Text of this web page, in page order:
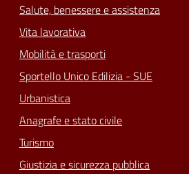
Salute, benessere e assistenza
Vita lavorativa
Mobilità e trasporti
Sportello Unico Edilizia - SUE
Urbanistica
Anagrafe e stato civile
Turismo
Giustizia e sicurezza pubblica